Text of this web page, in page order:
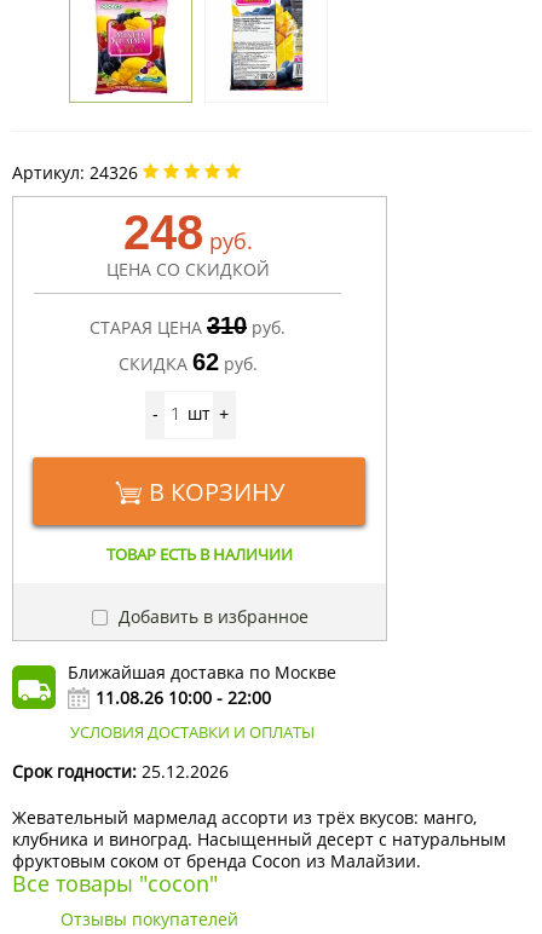
Артикул: 24326
248 руб.
ЦЕНА СО СКИДКОЙ
СТАРАЯ ЦЕНА 310 руб.
СКИДКА 62 руб.
- шт +
В КОРЗИНУ
ТОВАР ЕСТЬ В НАЛИЧИИ
Добавить в избранное
Ближайшая доставка по Москве
11.08.26 10:00 - 22:00
УСЛОВИЯ ДОСТАВКИ И ОПЛАТЫ
Срок годности: 25.12.2026
Жевательный мармелад ассорти из трёх вкусов: манго,
клубника и виноград. Насыщенный десерт с натуральным
фруктовым соком от бренда Cocon из Малайзии.
Все товары "cocon"
Отзывы покупателей